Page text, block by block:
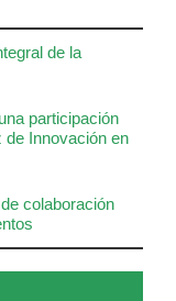
de la
participación
de Innovación en
colaboración